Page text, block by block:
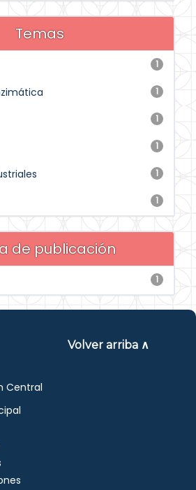
Temas
1
1
1
1
1
1
de publicación
1
Volver arriba ∧
Central